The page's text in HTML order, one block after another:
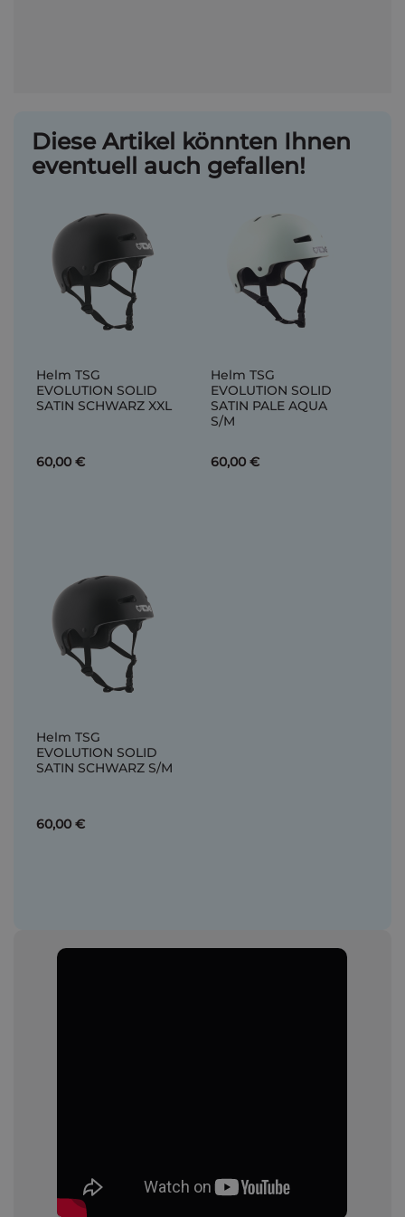
Diese Artikel könnten Ihnen
eventuell auch gefallen!
Helm TSG
EVOLUTION SOLID
SATIN SCHWARZ XXL
60,00 €
Helm TSG
EVOLUTION SOLID
SATIN PALE AQUA
S/M
60,00 €
Helm TSG
EVOLUTION SOLID
SATIN SCHWARZ S/M
60,00 €